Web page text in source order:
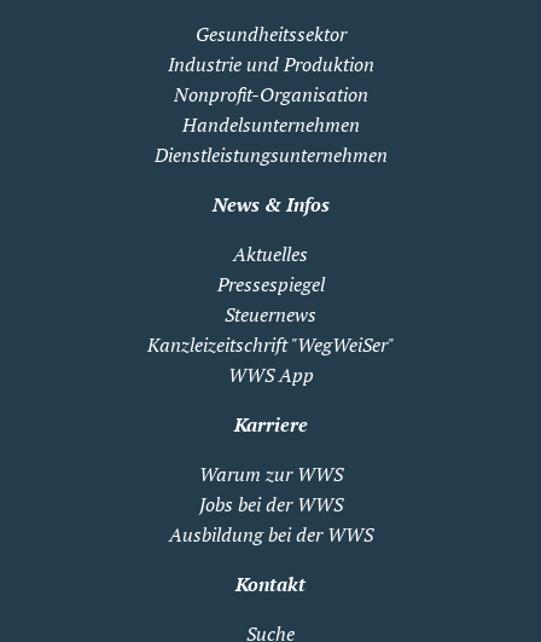
Gesundheitssektor
Industrie und Produktion
Nonprofit-Organisation
Handelsunternehmen
Dienstleistungsunternehmen
News & Infos
Aktuelles
Pressespiegel
Steuernews
Kanzleizeitschrift "WegWeiSer"
WWS App
Karriere
Warum zur WWS
Jobs bei der WWS
Ausbildung bei der WWS
Kontakt
Suche